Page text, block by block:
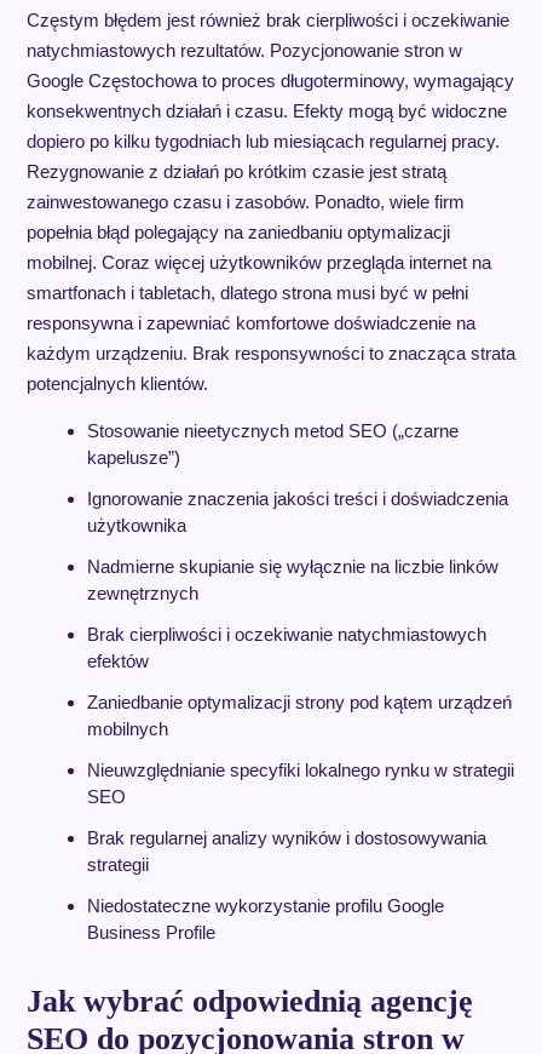
Częstym błędem jest również brak cierpliwości i oczekiwanie
natychmiastowych rezultatów. Pozycjonowanie stron w
Google Częstochowa to proces długoterminowy, wymagający
konsekwentnych działań i czasu. Efekty mogą być widoczne
dopiero po kilku tygodniach lub miesiącach regularnej pracy.
Rezygnowanie z działań po krótkim czasie jest stratą
zainwestowanego czasu i zasobów. Ponadto, wiele firm
popełnia błąd polegający na zaniedbaniu optymalizacji
mobilnej. Coraz więcej użytkowników przegląda internet na
smartfonach i tabletach, dlatego strona musi być w pełni
responsywna i zapewniać komfortowe doświadczenie na
każdym urządzeniu. Brak responsywności to znacząca strata
potencjalnych klientów.
Stosowanie nieetycznych metod SEO („czarne
kapelusze”)
Ignorowanie znaczenia jakości treści i doświadczenia
użytkownika
Nadmierne skupianie się wyłącznie na liczbie linków
zewnętrznych
Brak cierpliwości i oczekiwanie natychmiastowych
efektów
Zaniedbanie optymalizacji strony pod kątem urządzeń
mobilnych
Nieuwzględnianie specyfiki lokalnego rynku w strategii
SEO
Brak regularnej analizy wyników i dostosowywania
strategii
Niedostateczne wykorzystanie profilu Google
Business Profile
Jak wybrać odpowiednią agencję
SEO do pozycjonowania stron w